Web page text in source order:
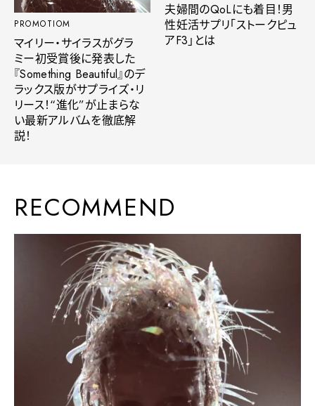
PROMOTIOM
マイリー・サイラスがグラ
ミー初受賞後に発表した
『Something Beautiful』のデ
ラックス版がサプライズ・リ
リース！“進化”が止まらな
い最新アルバムを徹底解
説！
夫婦間のQoLにも着目！男
性妊活サプリ「ストークピュ
アF3」とは
RECOMMEND